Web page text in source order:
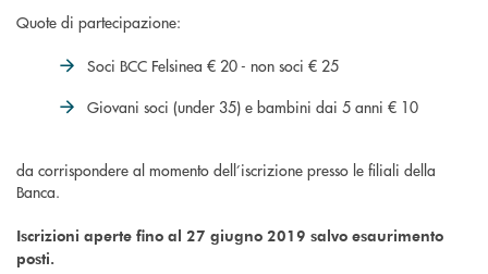
Quote di partecipazione:
Soci BCC Felsinea € 20 - non soci € 25
Giovani soci (under 35) e bambini dai 5 anni € 10
da corrispondere al momento dell’iscrizione presso le filiali della
Banca.
Iscrizioni aperte fino al 27 giugno 2019 salvo esaurimento
posti.